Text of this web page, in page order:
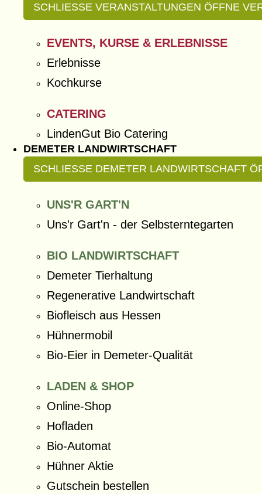
SCHLIESSE VERANSTALTUNGEN
ÖFFNE
EVENTS, KURSE & ERLEBNISSE
Erlebnisse
Kochkurse
CATERING
LindenGut Bio Catering
DEMETER LANDWIRTSCHAFT
SCHLIESSE DEMETER LANDWIRTSCHAFT
UNS'R GART'N
Uns'r Gart'n - der Selbsterntegarten
BIO LANDWIRTSCHAFT
Demeter Tierhaltung
Regenerative Landwirtschaft
Biofleisch aus Hessen
Hühnermobil
Bio-Eier in Demeter-Qualität
LADEN & SHOP
Online-Shop
Hofladen
Bio-Automat
Hühner Aktie
Gutschein bestellen